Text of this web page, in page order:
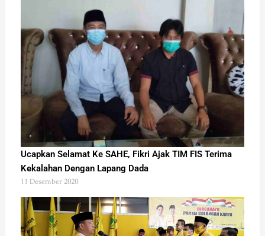
Ucapkan Selamat Ke SAHE, Fikri Ajak TIM FIS Terima
Kekalahan Dengan Lapang Dada
11 Desember 2020